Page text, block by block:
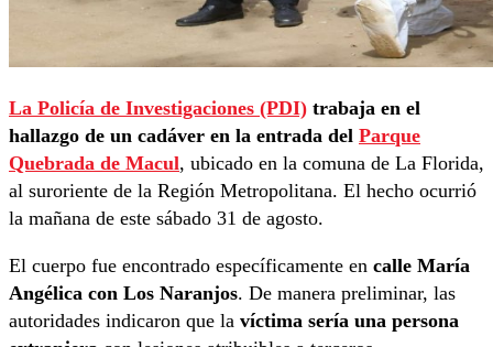
La Policía de Investigaciones (PDI) trabaja en el
hallazgo de un cadáver en la entrada del Parque
Quebrada de Macul, ubicado en la comuna de La Florida,
al suroriente de la Región Metropolitana. El hecho ocurrió
la mañana de este sábado 31 de agosto.
El cuerpo fue encontrado específicamente en calle María
Angélica con Los Naranjos. De manera preliminar, las
autoridades indicaron que la víctima sería una persona